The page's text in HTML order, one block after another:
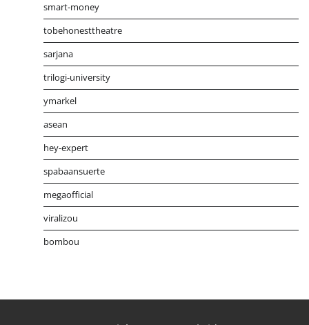
smart-money
tobehonesttheatre
sarjana
trilogi-university
ymarkel
asean
hey-expert
spabaansuerte
megaofficial
viralizou
bombou